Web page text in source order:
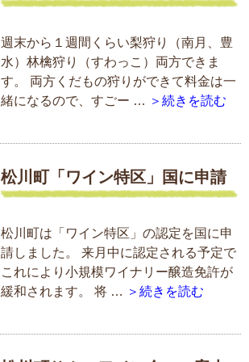
週末から１週間くらい梨狩り（南月、豊
水）林檎狩り（すわっこ）両方できま
す。 両方くだもの狩りができて料金は一
緒になるので、すごー … ＞続きを読む
松川町「ワイン特区」国に申請
松川町は「ワイン特区」の認定を国に申
請しました。 来月中に認定される予定で
これにより小規模ワイナリー醸造免許が
緩和されます。 将 … ＞続きを読む